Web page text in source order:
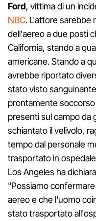
Ford, vittima di un
NBC. L'attore sarebbe
dell'aereo a due posti
California, stando a
americane. Stando a
avrebbe riportato
stato visto
prontamente
presenti sul campo da
schiantato il velivolo,
tempo dal personale
trasportato in
Los Angeles ha
"Possiamo
aereo e che l'uomo
stato trasportato